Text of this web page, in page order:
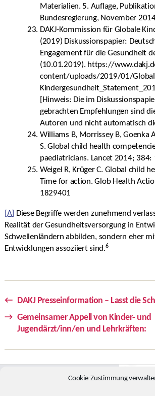
Cookie-Zustimmung
Materialien. 5. Auflage,
Bundesregierung, November
DAKJ-Kommission für Globale
(2019) Diskussionspapier:
Engagement für die Gesundheit
(10.01.2019). https://
content/uploads/2019/01/
[Hinweis: Die im
gebrachten Empfehlungen sind
Autoren und nicht automatisch
Williams B, Morrissey B, Goenka
S. Global child health
paediatricians. Lancet 2014; 384:
Weigel R, Krüger C. Global child
Time for action. Glob Health
1829401
[A]
Diese Begriffe werden zunehmend
Realität der Gesundheitsversorgung in
Schwellenländern abbilden, sondern eher
Entwicklungen assoziiert sind.6
← DAKJ Presseinformation – Lasst die
→ Gemeinsamer Appell von Kinder- und
Jugendärzt/inn/en und Lehrkräften: